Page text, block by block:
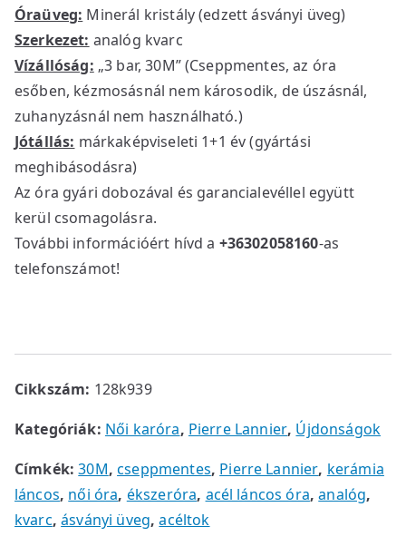
Óraüveg: Minerál kristály (edzett ásványi üveg)
Szerkezet: analóg kvarc
Vízállóság: „3 bar, 30M” (Cseppmentes, az óra
esőben, kézmosásnál nem károsodik, de úszásnál,
zuhanyzásnál nem használható.)
Jótállás: márkaképviseleti 1+1 év (gyártási
meghibásodásra)
Az óra gyári dobozával és garancialevéllel együtt
kerül csomagolásra.
További információért hívd a +36302058160-as
telefonszámot!
Cikkszám: 128k939
Kategóriák: Női karóra, Pierre Lannier, Újdonságok
Címkék:30M,cseppmentes, Pierre Lannier, kerámia
láncos, női óra, ékszeróra, acél láncos óra,analóg,
kvarc,ásványi üveg,acéltok